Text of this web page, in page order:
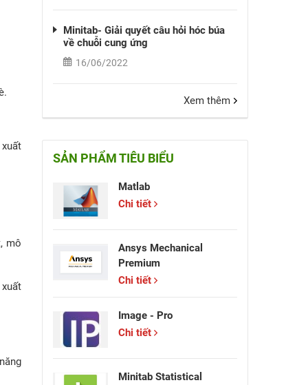
mô
Minitab- Giải quyết câu hỏi hóc búa
về chuỗi cung ứng
16/06/2022
Xem thêm
SẢN PHẨM TIÊU BIỂU
Matlab
Chi tiết
Ansys Mechanical
Premium
Chi tiết
Image - Pro
Chi tiết
Minitab Statistical